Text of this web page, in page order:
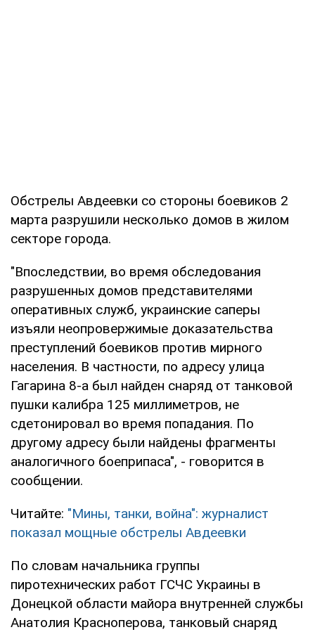
Обстрелы Авдеевки со стороны боевиков 2
марта разрушили несколько домов в жилом
секторе города.
"Впоследствии, во время обследования
разрушенных домов представителями
оперативных служб, украинские саперы
изъяли неопровержимые доказательства
преступлений боевиков против мирного
населения. В частности, по адресу улица
Гагарина 8-а был найден снаряд от танковой
пушки калибра 125 миллиметров, не
сдетонировал во время попадания. По
другому адресу были найдены фрагменты
аналогичного боеприпаса", - говорится в
сообщении.
Читайте: "Мины, танки, война": журналист
показал мощные обстрелы Авдеевки
По словам начальника группы
пиротехнических работ ГСЧС Украины в
Донецкой области майора внутренней службы
Анатолия Красноперова, танковый снаряд